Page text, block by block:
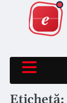
content